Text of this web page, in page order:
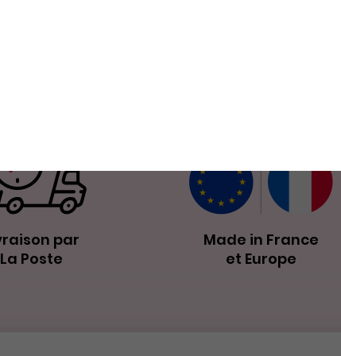
par
La Poste
Made in France
et Europe